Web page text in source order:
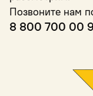
Позвоните нам
8 800 700 00